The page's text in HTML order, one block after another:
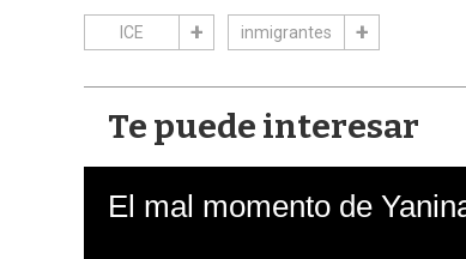
ICE inmigrantes
Te puede interesar